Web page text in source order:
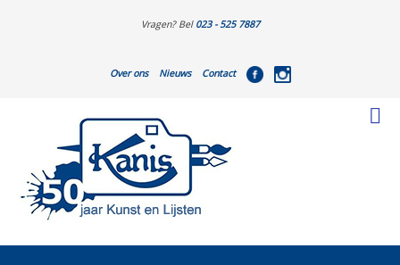
Vragen? Bel 023 - 525 7887
Over ons Nieuws Contact